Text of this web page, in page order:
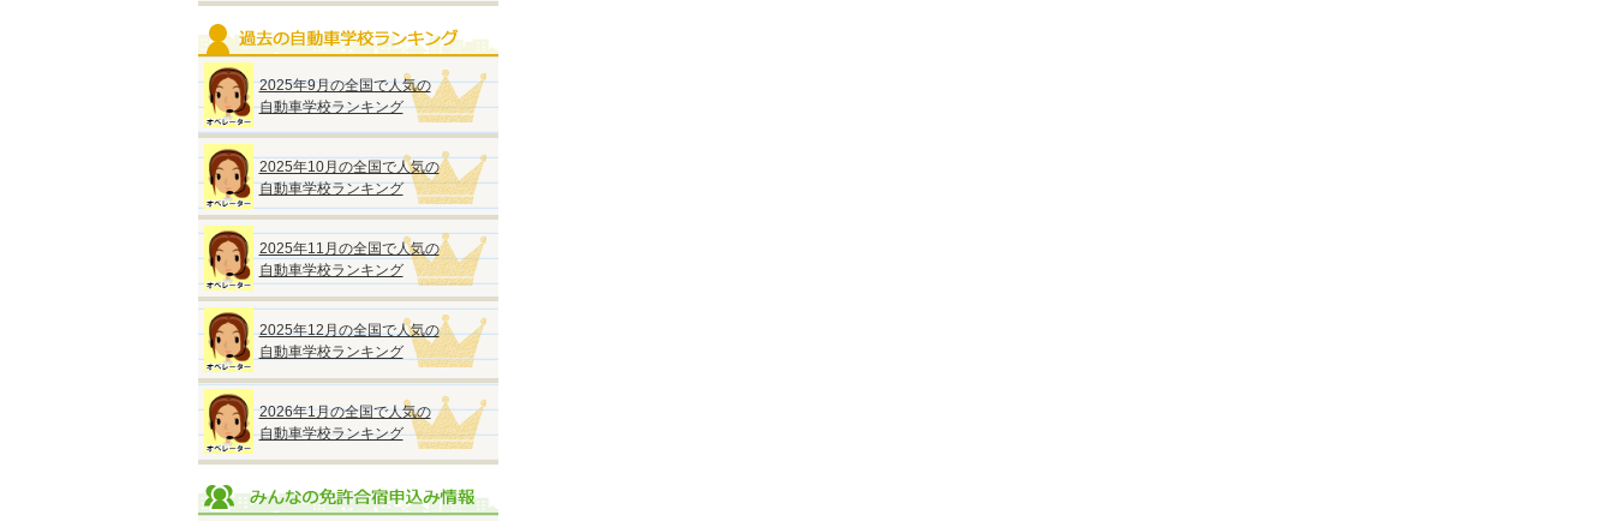
2025年9月の全国で人気の
自動車学校ランキング
2025年10月の全国で人気の
自動車学校ランキング
2025年11月の全国で人気の
自動車学校ランキング
2025年12月の全国で人気の
自動車学校ランキング
2026年1月の全国で人気の
自動車学校ランキング